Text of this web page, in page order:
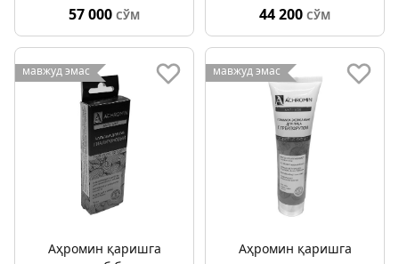
57 000 СЎМ 44 200 СЎМ
мавжуд эмас
Аҳромин қаришга
мавжуд эмас
Аҳромин қаришга